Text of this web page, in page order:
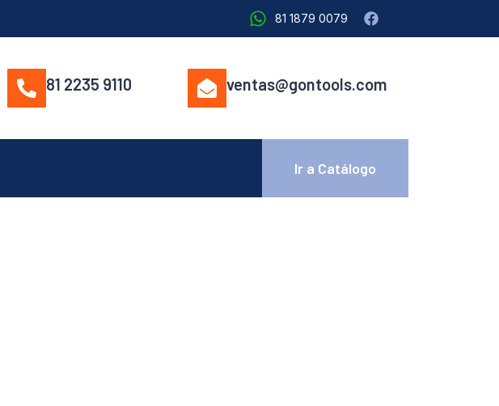
81 1879 0079
81 2235 9110 ventas@gontools.com
Ir a Catálogo